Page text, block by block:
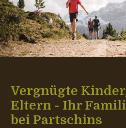
Vergnügte
Eltern - Ihr
bei Partschins